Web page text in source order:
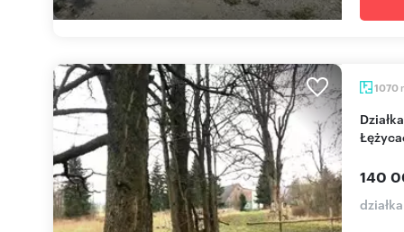
1070
Działka 1070 m² z dostępem do mediów w
140